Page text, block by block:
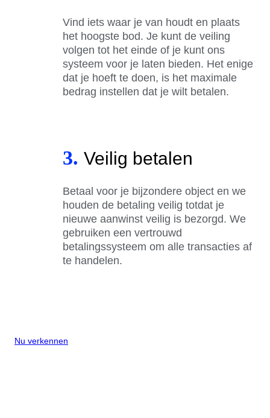
Vind iets waar je van houdt en plaats
het hoogste bod. Je kunt de veiling
volgen tot het einde of je kunt ons
systeem voor je laten bieden. Het enige
dat je hoeft te doen, is het maximale
bedrag instellen dat je wilt betalen.
3. Veilig betalen
Betaal voor je bijzondere object en we
houden de betaling veilig totdat je
nieuwe aanwinst veilig is bezorgd. We
gebruiken een vertrouwd
betalingssysteem om alle transacties af
te handelen.
Nu verkennen